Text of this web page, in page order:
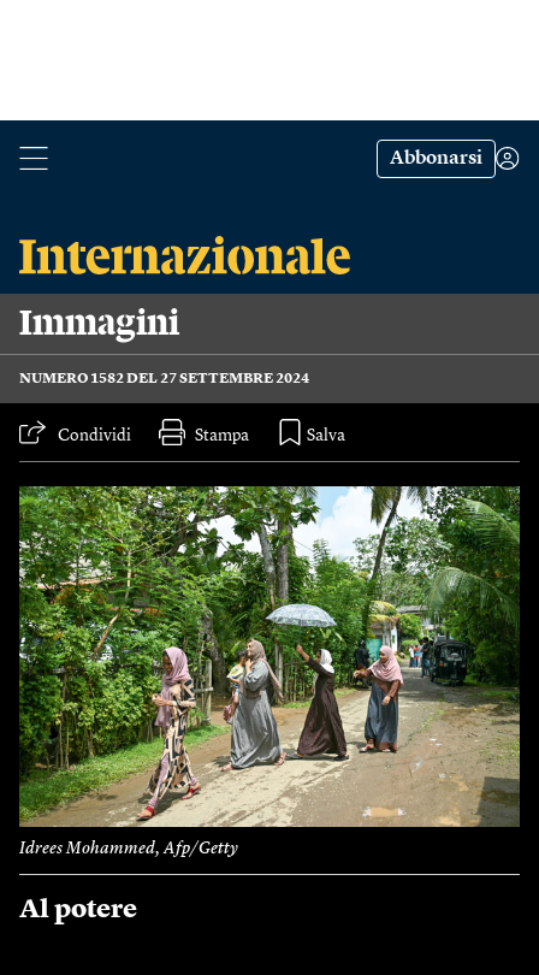
Abbonarsi
Immagini
NUMERO 1582 DEL 27 SETTEMBRE 2024
Condividi Stampa
Idrees Mohammed, Afp/Getty
Al potere